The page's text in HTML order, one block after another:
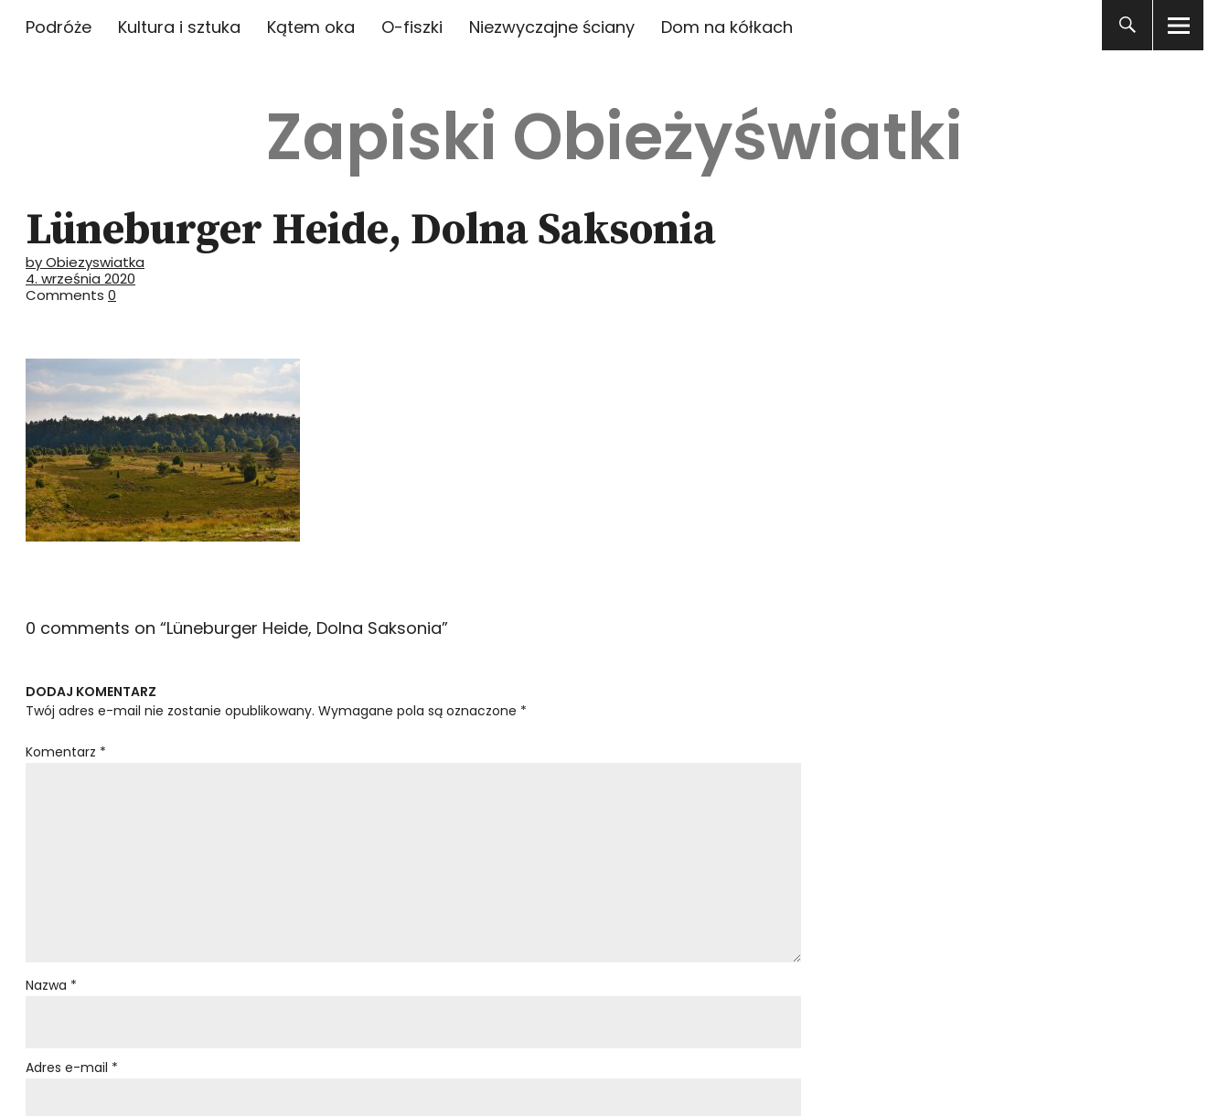
Podróże Kultura i sztuka Kątem oka O-fiszki Niezwyczajne ściany Dom na kółkach
Zapiski Obieżyświatki
Lüneburger Heide, Dolna Saksonia
by Obiezyswiatka
4. września 2020
Comments 0
0 comments on “Lüneburger Heide, Dolna Saksonia”
DODAJ KOMENTARZ
Twój adres e-mail nie zostanie opublikowany. Wymagane pola są oznaczone *
Komentarz *
Nazwa *
Adres e-mail *